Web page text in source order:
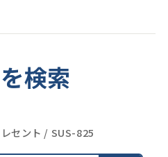
検索
セント / SUS-825